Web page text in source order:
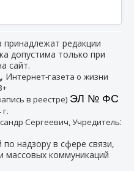
редакции
допустима только при
сайт.
Интернет-газета о жизни
в реестре) ЭЛ № ФС
Сергеевич, Учредитель:
надзору в сфере связи,
массовых коммуникаций